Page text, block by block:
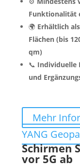
Funktionalität
🌍 Erhältlich
Flächen (bis
qm)
📞 Individuelle
und
Mehr
YANG
Schirmen
vor 5G ab